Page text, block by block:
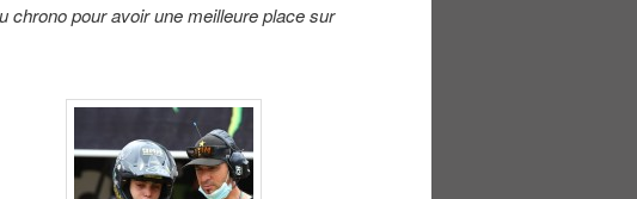
chrono pour avoir une meilleure place sur